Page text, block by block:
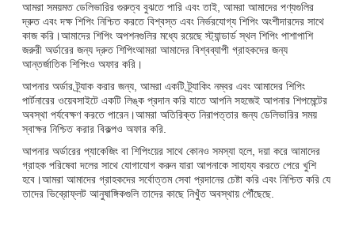
আমরা সময়মত ডেলিভারির গুরুত্ব বুঝতে পারি এবং তাই, আমরা আমাদের পণ্যগুলির
দ্রুত এবং দক্ষ শিপিং নিশ্চিত করতে বিশ্বস্ত এবং নির্ভরযোগ্য শিপিং অংশীদারদের সাথে
কাজ করি।আমাদের শিপিং অপশনগুলির মধ্যে রয়েছে স্ট্যান্ডার্ড স্থল শিপিং পাশাপাশি
জরুরী অর্ডারের জন্য দ্রুত শিপিংআমরা আমাদের বিশ্বব্যাপী গ্রাহকদের জন্য
আন্তর্জাতিক শিপিংও অফার করি।
আপনার অর্ডার ট্র্যাক করার জন্য, আমরা একটি ট্র্যাকিং নম্বর এবং আমাদের শিপিং
পার্টনারের ওয়েবসাইটে একটি লিঙ্ক প্রদান করি যাতে আপনি সহজেই আপনার শিপমেন্টের
অবস্থা পর্যবেক্ষণ করতে পারেন।আমরা অতিরিক্ত নিরাপত্তার জন্য ডেলিভারির সময়
স্বাক্ষর নিশ্চিত করার বিকল্পও অফার করি.
আপনার অর্ডারের প্যাকেজিং বা শিপিংয়ের সাথে কোনও সমস্যা হলে, দয়া করে আমাদের
গ্রাহক পরিষেবা দলের সাথে যোগাযোগ করুন যারা আপনাকে সাহায্য করতে পেরে খুশি
হবে।আমরা আমাদের গ্রাহকদের সর্বোত্তম সেবা প্রদানের চেষ্টা করি এবং নিশ্চিত করি যে
তাদের ভিব্রোফ্লট আনুষাঙ্গিকগুলি তাদের কাছে নিখুঁত অবস্থায় পৌঁছেছে.